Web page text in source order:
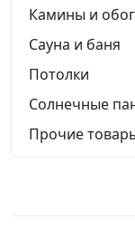
Камины и
Сауна и баня
Потолки
Солнечные
Прочие